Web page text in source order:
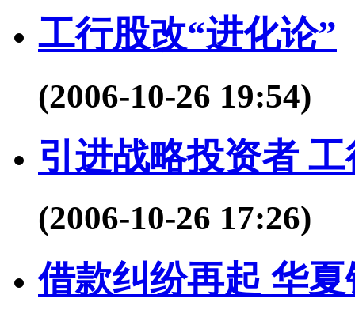
工行股改“进化论”
(2006-10-26 19:54)
引进战略投资者
(2006-10-26 17:26)
借款纠纷再起 华